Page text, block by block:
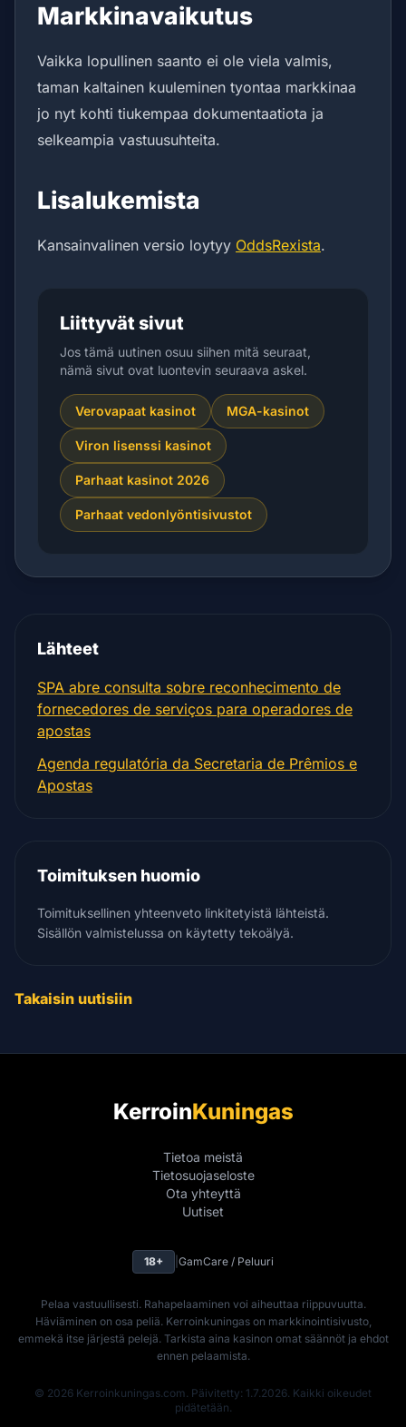
Markkinavaikutus
Vaikka lopullinen saanto ei ole viela valmis,
taman kaltainen kuuleminen tyontaa markkinaa
jo nyt kohti tiukempaa dokumentaatiota ja
selkeampia vastuusuhteita.
Lisalukemista
Kansainvalinen versio loytyy OddsRexista.
Liittyvät sivut
Jos tämä uutinen osuu siihen mitä seuraat,
nämä sivut ovat luontevin seuraava askel.
Verovapaat kasinot MGA-kasinot
Viron lisenssi kasinot
Parhaat kasinot 2026
Parhaat vedonlyöntisivustot
Lähteet
SPA abre consulta sobre reconhecimento de
fornecedores de serviços para operadores de
apostas
Agenda regulatória da Secretaria de Prêmios e
Apostas
Toimituksen huomio
Toimituksellinen yhteenveto linkitetyistä lähteistä.
Sisällön valmistelussa on käytetty tekoälyä.
Takaisin uutisiin
KerroinKuningas
Tietoa meistä
Tietosuojaseloste
Ota yhteyttä
Uutiset
18+ GamCare / Peluuri
Pelaa vastuullisesti. Rahapelaaminen voi aiheuttaa riippuvuutta.
Häviäminen on osa peliä. Kerroinkuningas on markkinointisivusto,
emmekä itse järjestä pelejä. Tarkista aina kasinon omat säännöt ja ehdot
ennen pelaamista.
© 2026 Kerroinkuningas.com. Päivitetty: 1.7.2026. Kaikki oikeudet
pidätetään.